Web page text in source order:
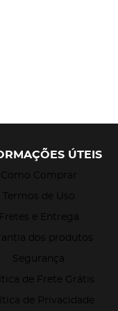
ÚTEIS
Como Comprar
Termos de Uso
Fretes e Entrega
dos produtos
Segurança
de Frete Grátis
de Privacidade